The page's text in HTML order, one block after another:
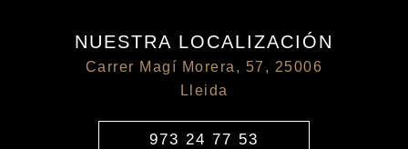
NUESTRA LOCALIZACIÓN
Carrer Magí Morera, 57, 25006
Lleida
973 24 77 53